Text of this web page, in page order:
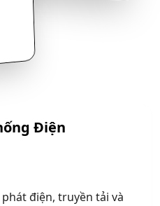
Điện
điện, truyền tải và